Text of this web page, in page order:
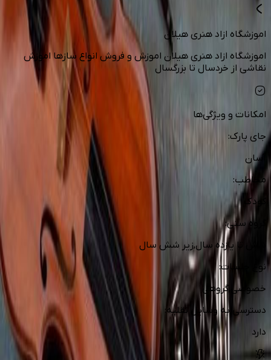
اموزشگاه ازاد هنری هیلان
اموزشگاه ازاد هنری هیلان اموزش و فروش انواع سازها اموزش
نقاشی از خردسال تا بزرگسال
امکانات و ویژگی‌ها
جای پارک:
آسان
مخاطب:
کودک
گروه سنی:
شش تا یازده سال,زیر شش سال
نوع جلسات:
خصوصی,گروهی
دسترسی به وسایل نقلیه:
دارد